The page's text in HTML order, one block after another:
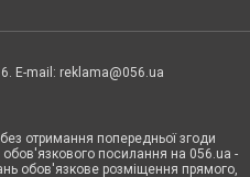
E-mail: reklama@056.ua
отримання попередньої згоди
посилання на 056.ua -
обов'язкове розміщення прямого,